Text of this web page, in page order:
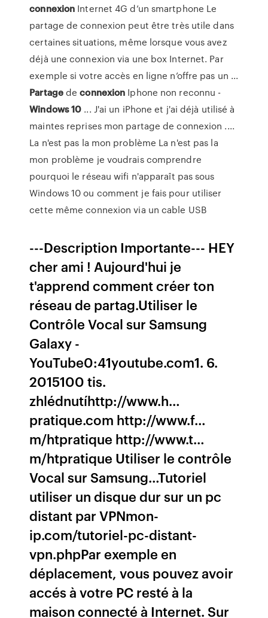
connexion Internet 4G d’un smartphone Le
partage de connexion peut être très utile dans
certaines situations, même lorsque vous avez
déjà une connexion via une box Internet. Par
exemple si votre accès en ligne n’offre pas un ...
Partagedeconnexion Iphone non reconnu -
Windows10 ... J'ai un iPhone et j'ai déjà utilisé à
maintes reprises mon partage de connexion ....
La n'est pas la mon problème La n'est pas la
mon problème je voudrais comprendre
pourquoi le réseau wifi n'apparaît pas sous
Windows 10 ou comment je fais pour utiliser
cette même connexion via un cable USB
---Description Importante--- HEY
cher ami ! Aujourd'hui je
t'apprend comment créer ton
réseau de partag.Utiliser le
Contrôle Vocal sur Samsung
Galaxy -
YouTube0:41youtube.com1. 6.
2015100 tis.
zhlédnutíhttp://www.h…
pratique.com http://www.f…
m/htpratique http://www.t…
m/htpratique Utiliser le contrôle
Vocal sur Samsung…Tutoriel
utiliser un disque dur sur un pc
distant par VPNmon-
ip.com/tutoriel-pc-distant-
vpn.phpPar exemple en
déplacement, vous pouvez avoir
accés à votre PC resté à la
maison connecté à Internet. Sur